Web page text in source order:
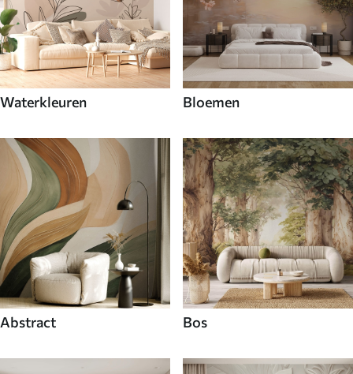
Waterkleuren Bloemen
Abstract Bos